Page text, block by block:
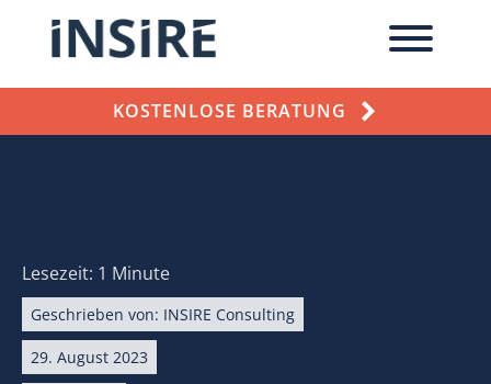
KOSTENLOSE BERATUNG
Lesezeit: 1 Minute
Geschrieben von: INSIRE Consulting
29. August 2023